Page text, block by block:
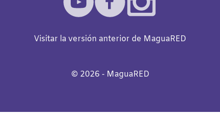
Visitar la versión anterior de MaguaRED
©️ 2026 - MaguaRED